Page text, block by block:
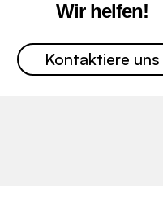
Wir helfen!
Kontaktiere uns